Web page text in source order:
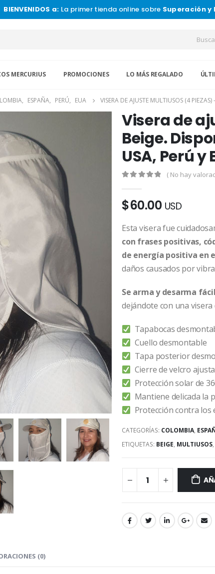
BIENVENIDOS a: La primer tienda online sobre Superación y
MERCURIUS PROMOCIONES LO MÁS REGALADO
, ESPAÑA, PERÚ, EUA VISERA DE AJUSTE MULTIUSOS (4
Visera de
Beige.
USA, Perú y
( No hay
$60.00 USD
Esta visera fue
con frases positivas,
de energía positiva en
daños causados por
Se arma y desarma
dejándote con una
Tapabocas
Cuello desmontable
Tapa posterior
Cierre de velcro
Protección solar de
Mantiene delicada la
Protección contra los
CATEGORÍAS: COLOMBIA,
ETIQUETAS: BEIGE, MULTIUSOS,
(0)